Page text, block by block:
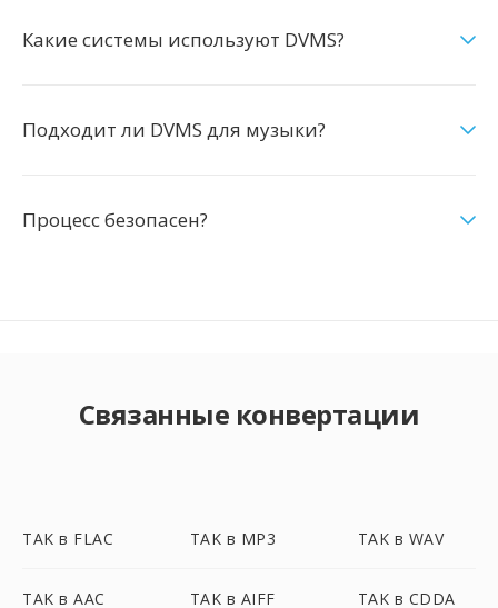
Какие системы используют DVMS?
Подходит ли DVMS для музыки?
Процесс безопасен?
Связанные конвертации
TAK в FLAC TAK в MP3 TAK в WAV
TAK в AAC TAK в AIFF TAK в CDDA